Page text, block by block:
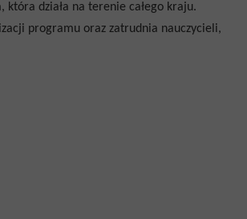
która działa na terenie całego kraju.
programu oraz zatrudnia nauczycieli,